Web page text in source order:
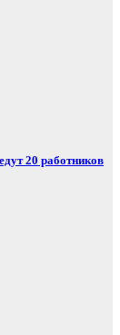
20 работников